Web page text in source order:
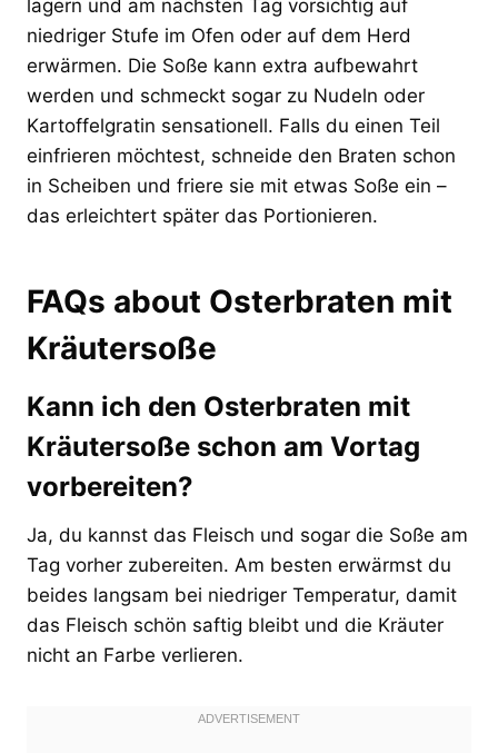
lagern und am nächsten Tag vorsichtig auf
niedriger Stufe im Ofen oder auf dem Herd
erwärmen. Die Soße kann extra aufbewahrt
werden und schmeckt sogar zu Nudeln oder
Kartoffelgratin sensationell. Falls du einen Teil
einfrieren möchtest, schneide den Braten schon
in Scheiben und friere sie mit etwas Soße ein –
das erleichtert später das Portionieren.
FAQs about Osterbraten mit
Kräutersoße
Kann ich den Osterbraten mit
Kräutersoße schon am Vortag
vorbereiten?
Ja, du kannst das Fleisch und sogar die Soße am
Tag vorher zubereiten. Am besten erwärmst du
beides langsam bei niedriger Temperatur, damit
das Fleisch schön saftig bleibt und die Kräuter
nicht an Farbe verlieren.